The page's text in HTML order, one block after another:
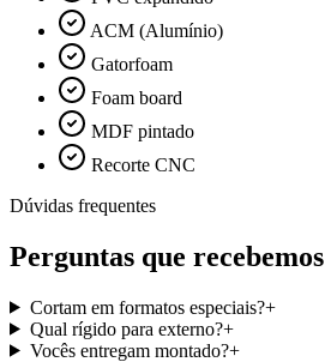
ACM (Alumínio)
Gatorfoam
Foam board
MDF pintado
Recorte CNC
Dúvidas frequentes
Perguntas que recebemos
Cortam em formatos especiais?+
Qual rígido para externo?+
Vocês entregam montado?+